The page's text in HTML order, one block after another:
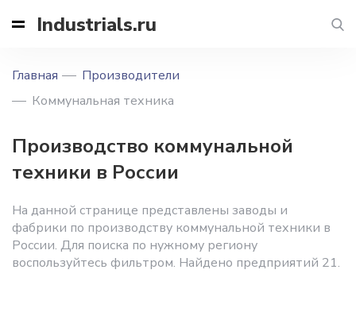
Industrials.ru
Главная
Производители
Коммунальная техника
Производство коммунальной
техники в России
На данной странице представлены заводы и
фабрики по производству коммунальной техники в
России. Для поиска по нужному региону
воспользуйтесь фильтром. Найдено предприятий 21.